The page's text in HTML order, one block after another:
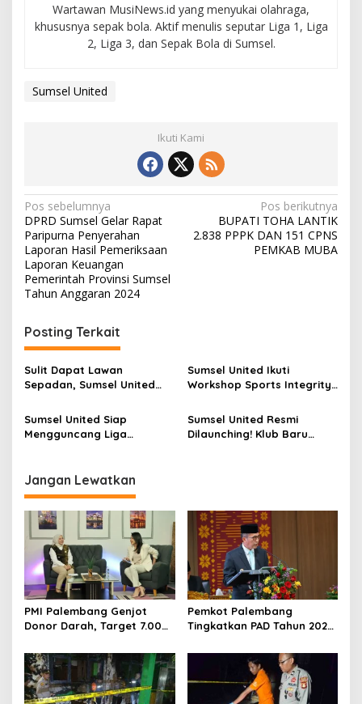
Wartawan MusiNews.id yang menyukai olahraga,
khususnya sepak bola. Aktif menulis seputar Liga 1, Liga
2, Liga 3, dan Sepak Bola di Sumsel.
Sumsel United
Ikuti Kami
N
a
v
i
g
a
s
i
p
o
s
Pos sebelumnya
DPRD Sumsel Gelar Rapat
Paripurna Penyerahan
Laporan Hasil Pemeriksaan
Laporan Keuangan
Pemerintah Provinsi Sumsel
Tahun Anggaran 2024
Pos berikutnya
BUPATI TOHA LANTIK
2.838 PPPK DAN 151 CPNS
PEMKAB MUBA
Posting Terkait
Sulit Dapat Lawan
Sepadan, Sumsel United
Jeda Liga
Sumsel United Ikuti
Workshop Sports Integrity
Pentingnya Integritas
Kompetisi
Sumsel United Siap
Mengguncang Liga
Sumsel United Resmi
Dilaunching! Klub Baru
Jangan Lewatkan
PMI Palembang Genjot
Donor Darah, Target 7.000
Pemkot Palembang
Tingkatkan PAD Tahun 2026
Infrastruktur